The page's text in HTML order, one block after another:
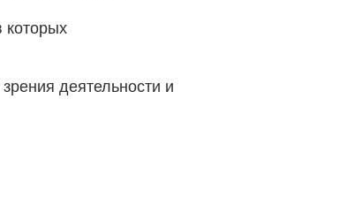
деятельности и